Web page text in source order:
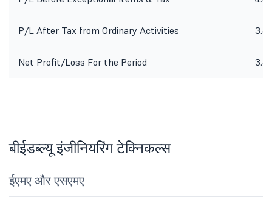
P/L After Tax from Ordinary Activities
Net Profit/Loss For the Period
बीईडब्ल्यू इंजीनियरिंग टेक्निकल्स
ईएमए और एसएमए